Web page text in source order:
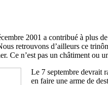
2001 a contribué à plus
retrouvons d’ailleurs ce
Ce n’est pas un châtiment ou
Le 7 septembre devrait
en faire une arme de